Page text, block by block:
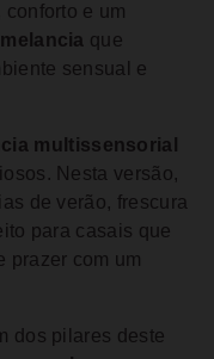
e um
que
sensual e
multissensorial
Nesta versão,
de verão, frescura
para casais que
prazer com um
dos pilares deste